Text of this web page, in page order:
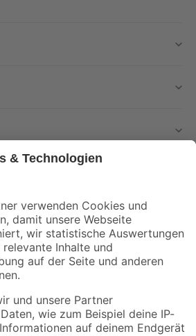
und Aktionen mehr verpassen!